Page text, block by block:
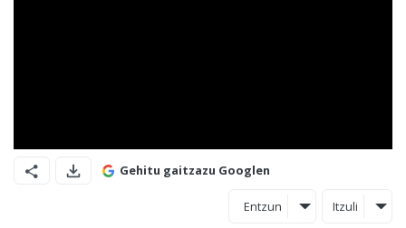
Gehitu gaitzazu Googlen
Entzun Itzuli